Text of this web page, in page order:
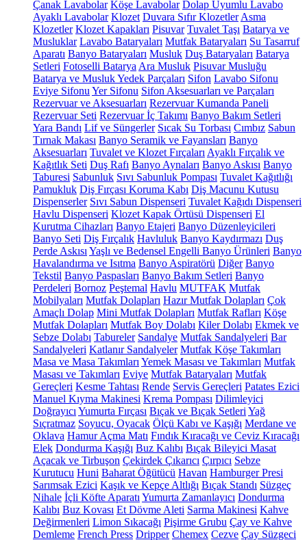
Çanak Lavabolar Köşe Lavabolar Dolap Uyumlu Lavabo
Ayaklı Lavabolar Klozet Duvara Sıfır Klozetler Asma
Klozetler Klozet Kapakları Pisuvar Tuvalet Taşı Batarya ve
Musluklar Lavabo Bataryaları Mutfak Bataryaları Su Tasarruf
Aparatı Banyo Bataryaları Musluk Duş Bataryaları Batarya
Setleri Fotoselli Batarya Ara Musluk Pisuvar Musluğu
Batarya ve Musluk Yedek Parçaları Sifon Lavabo Sifonu
Eviye Sifonu Yer Sifonu Sifon Aksesuarları ve Parçaları
Rezervuar ve Aksesuarları Rezervuar Kumanda Paneli
Rezervuar Seti Rezervuar İç Takımı Banyo Bakım Setleri
Yara Bandı Lif ve Süngerler Sıcak Su Torbası Cımbız Sabun
Tırnak Makası Banyo Seramik ve Fayansları Banyo
Aksesuarları Tuvalet ve Klozet Fırçaları Ayaklı Fırçalık ve
Kağıtlık Seti Duş Rafı Banyo Aynaları Banyo Askısı Banyo
Taburesi Sabunluk Sıvı Sabunluk Pompası Tuvalet Kağıtlığı
Pamukluk Diş Fırçası Koruma Kabı Diş Macunu Kutusu
Dispenserler Sıvı Sabun Dispenseri Tuvalet Kağıdı Dispenseri
Havlu Dispenseri Klozet Kapak Örtüsü Dispenseri El
Kurutma Cihazları Banyo Etajeri Banyo Düzenleyicileri
Banyo Seti Diş Fırçalık Havluluk Banyo Kaydırmazı Duş
Perde Askısı Yaşlı ve Bedensel Engelli Banyo Ürünleri Banyo
Havalandırma ve Isıtma Banyo Aspiratörü Diğer Banyo
Tekstil Banyo Paspasları Banyo Bakım Setleri Banyo
Perdeleri Bornoz Peştemal Havlu MUTFAK Mutfak
Mobilyaları Mutfak Dolapları Hazır Mutfak Dolapları Çok
Amaçlı Dolap Mini Mutfak Dolapları Mutfak Rafları Köşe
Mutfak Dolapları Mutfak Boy Dolabı Kiler Dolabı Ekmek ve
Sebze Dolabı Tabureler Sandalye Mutfak Sandalyeleri Bar
Sandalyeleri Katlanır Sandalyeler Mutfak Köşe Takımları
Masa ve Masa Takımları Yemek Masası ve Takımları Mutfak
Masası ve Takımları Eviye Mutfak Bataryaları Mutfak
Gereçleri Kesme Tahtası Rende Servis Gereçleri Patates Ezici
Manuel Kıyma Makinesi Krema Pompası Dilimleyici
Doğrayıcı Yumurta Fırçası Bıçak ve Bıçak Setleri Yağ
Sıçratmaz Soyucu, Oyacak Ölçü Kabı ve Kaşığı Merdane ve
Oklava Hamur Açma Matı Fındık Kıracağı ve Ceviz Kıracağı
Elek Dondurma Kaşığı Buz Kalıbı Bıçak Bileyici Masat
Açacak ve Tirbuşon Çekirdek Çıkarıcı Çırpıcı Sebze
Kurutucu Huni Baharat Öğütücü Havan Hamburger Presi
Sarımsak Ezici Kaşık ve Kepçe Altlığı Bıçak Standı Süzgeç
Nihale İçli Köfte Aparatı Yumurta Zamanlayıcı Dondurma
Kalıbı Buz Kovası Et Dövme Aleti Sarma Makinesi Kahve
Değirmenleri Limon Sıkacağı Pişirme Grubu Çay ve Kahve
Demleme French Press Dripper Chemex Cezve Çay Süzgeci